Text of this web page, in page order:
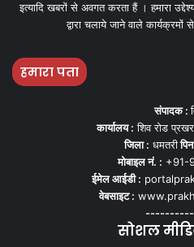
इत्यादि खबरों से अवगत करता हैं । हमारा
द्वारा चलाये जाने वाले
हमारा पता
संपादक :
कार्यालय : शिव रोड
जिला : धमतरी
मोबाइल नं. : +91-
ईमेल आईडी :
वेबसाइट :
सोशल